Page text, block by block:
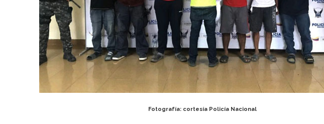
Fotografía: cortesía Policía Nacional